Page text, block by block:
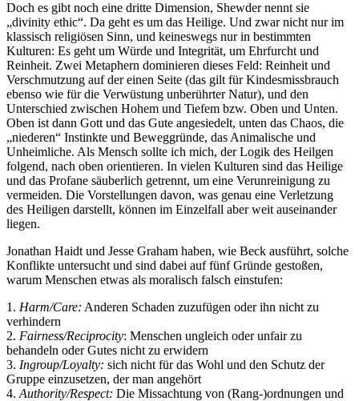
Doch es gibt noch eine dritte Dimension, Shewder nennt sie
„divinity ethic“. Da geht es um das Heilige. Und zwar nicht nur im
klassisch religiösen Sinn, und keineswegs nur in bestimmten
Kulturen: Es geht um Würde und Integrität, um Ehrfurcht und
Reinheit. Zwei Metaphern dominieren dieses Feld: Reinheit und
Verschmutzung auf der einen Seite (das gilt für Kindesmissbrauch
ebenso wie für die Verwüstung unberührter Natur), und den
Unterschied zwischen Hohem und Tiefem bzw. Oben und Unten.
Oben ist dann Gott und das Gute angesiedelt, unten das Chaos, die
„niederen“ Instinkte und Beweggründe, das Animalische und
Unheimliche. Als Mensch sollte ich mich, der Logik des Heilgen
folgend, nach oben orientieren. In vielen Kulturen sind das Heilige
und das Profane säuberlich getrennt, um eine Verunreinigung zu
vermeiden. Die Vorstellungen davon, was genau eine Verletzung
des Heiligen darstellt, können im Einzelfall aber weit auseinander
liegen.
Jonathan Haidt und Jesse Graham haben, wie Beck ausführt, solche
Konflikte untersucht und sind dabei auf fünf Gründe gestoßen,
warum Menschen etwas als moralisch falsch einstufen:
1. Harm/Care: Anderen Schaden zuzufügen oder ihn nicht zu
verhindern
2. Fairness/Reciprocity: Menschen ungleich oder unfair zu
behandeln oder Gutes nicht zu erwidern
3. Ingroup/Loyalty: sich nicht für das Wohl und den Schutz der
Gruppe einzusetzen, der man angehört
4. Authority/Respect: Die Missachtung von (Rang-)ordnungen und